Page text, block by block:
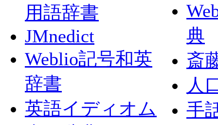
用語辞書
JMnedict
Weblio記号和英
辞書
英語イディオム
典
斎
人
手